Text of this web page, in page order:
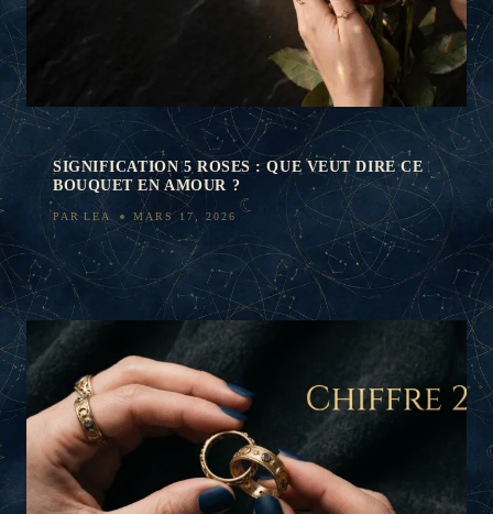
SIGNIFICATION 5 ROSES : QUE VEUT DIRE CE
BOUQUET EN AMOUR ?
PAR LEA MARS 17, 2026